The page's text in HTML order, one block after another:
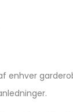
enhver